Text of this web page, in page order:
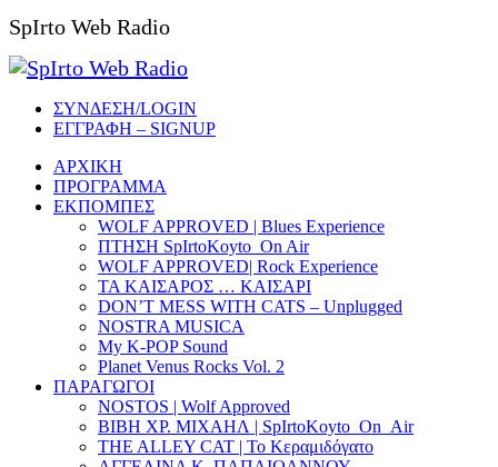
SpIrto Web Radio
ΣΥΝΔΕΣΗ/LOGIN
ΕΓΓΡΑΦΗ – SIGNUP
ΑΡΧΙΚΗ
ΠΡΟΓΡΑΜΜΑ
ΕΚΠΟΜΠΕΣ
WOLF APPROVED | Blues Experience
ΠΤΗΣΗ SpIrtoKoyto_On Air
WOLF APPROVED| Rock Experience
ΤΑ ΚΑΙΣΑΡΟΣ … ΚΑΙΣΑΡΙ
DON’T MESS WITH CATS – Unplugged
NOSTRA MUSICA
My K-POP Sound
Planet Venus Rocks Vol. 2
ΠΑΡΑΓΩΓΟΙ
NOSTOS | Wolf Approved
ΒΙΒΗ ΧΡ. ΜΙΧΑΗΛ | SpIrtoKoyto_On_Air
THE ALLEY CAT | Το Κεραμιδόγατο